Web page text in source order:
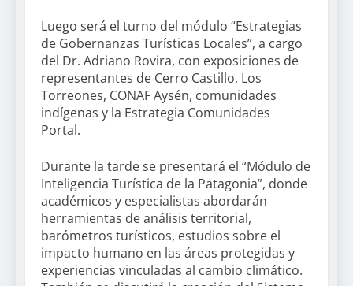
Luego será el turno del módulo “Estrategias
de Gobernanzas Turísticas Locales”, a cargo
del Dr. Adriano Rovira, con exposiciones de
representantes de Cerro Castillo, Los
Torreones, CONAF Aysén, comunidades
indígenas y la Estrategia Comunidades
Portal.
Durante la tarde se presentará el “Módulo de
Inteligencia Turística de la Patagonia”, donde
académicos y especialistas abordarán
herramientas de análisis territorial,
barómetros turísticos, estudios sobre el
impacto humano en las áreas protegidas y
experiencias vinculadas al cambio climático.